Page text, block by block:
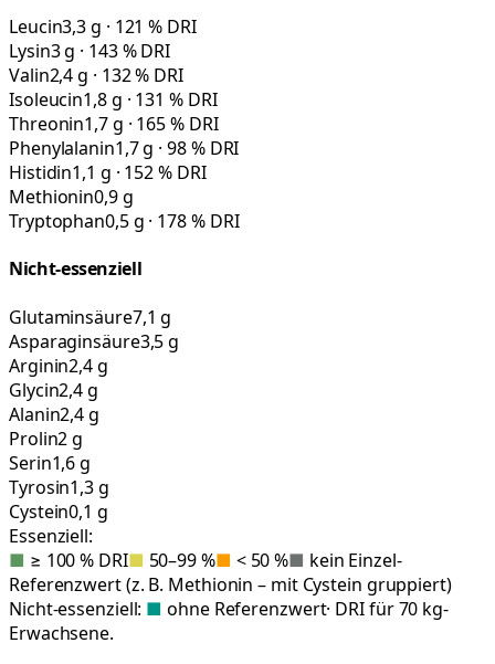
Leucin3,3 g · 121 % DRI
Lysin3 g · 143 % DRI
Valin2,4 g · 132 % DRI
Isoleucin1,8 g · 131 % DRI
Threonin1,7 g · 165 % DRI
Phenylalanin1,7 g · 98 % DRI
Histidin1,1 g · 152 % DRI
Methionin0,9 g
Tryptophan0,5 g · 178 % DRI
Nicht-essenziell
Glutaminsäure7,1 g
Asparaginsäure3,5 g
Arginin2,4 g
Glycin2,4 g
Alanin2,4 g
Prolin2 g
Serin1,6 g
Tyrosin1,3 g
Cystein0,1 g
Essenziell:
■ ≥ 100 % DRI■ 50–99 %■ < 50 %■ kein Einzel-
Referenzwert (z. B. Methionin – mit Cystein gruppiert)
Nicht-essenziell: ■ ohne Referenzwert· DRI für 70 kg-
Erwachsene.